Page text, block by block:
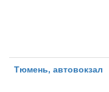
Тюмень, автовокзал